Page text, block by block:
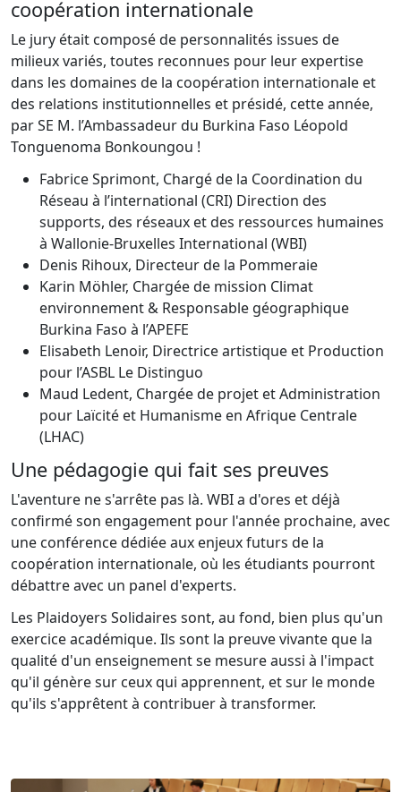
coopération internationale
Le jury était composé de personnalités issues de
milieux variés, toutes reconnues pour leur expertise
dans les domaines de la coopération internationale et
des relations institutionnelles et présidé, cette année,
par SE M. l’Ambassadeur du Burkina Faso Léopold
Tonguenoma Bonkoungou !
Fabrice Sprimont, Chargé de la Coordination du
Réseau à l’international (CRI) Direction des
supports, des réseaux et des ressources humaines
à Wallonie-Bruxelles International (WBI)
Denis Rihoux, Directeur de la Pommeraie
Karin Möhler, Chargée de mission Climat
environnement & Responsable géographique
Burkina Faso à l’APEFE
Elisabeth Lenoir, Directrice artistique et Production
pour l’ASBL Le Distinguo
Maud Ledent, Chargée de projet et Administration
pour Laïcité et Humanisme en Afrique Centrale
(LHAC)
Une pédagogie qui fait ses preuves
L'aventure ne s'arrête pas là. WBI a d'ores et déjà
confirmé son engagement pour l'année prochaine, avec
une conférence dédiée aux enjeux futurs de la
coopération internationale, où les étudiants pourront
débattre avec un panel d'experts.
Les Plaidoyers Solidaires sont, au fond, bien plus qu'un
exercice académique. Ils sont la preuve vivante que la
qualité d'un enseignement se mesure aussi à l'impact
qu'il génère sur ceux qui apprennent, et sur le monde
qu'ils s'apprêtent à contribuer à transformer.